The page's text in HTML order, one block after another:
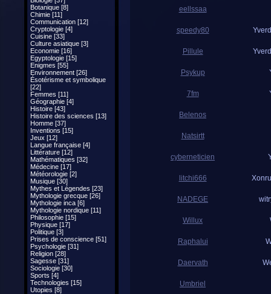
Botanique [8]
Chimie [11]
Communication [12]
Cryptologie [4]
Cuisine [33]
Culture asiatique [3]
Economie [16]
Egyptologie [15]
Enigmes [55]
Environnement [26]
Ésotérisme et symbolique
[22]
Femmes [11]
Géographie [4]
Histoire [43]
Histoire des sciences [13]
Homme [37]
Inventions [15]
Jeux [12]
Langue française [4]
Littérature [12]
Mathématiques [32]
Médecine [17]
Météorologie [2]
Musique [30]
Mythes et Légendes [23]
Mythologie grecque [26]
Mythologie inca [6]
Mythologie nordique [11]
Philosophie [15]
Physique [17]
Politique [3]
Prises de conscience [51]
Psychologie [31]
Religion [28]
Sagesse [31]
Sociologie [30]
Sports [4]
Technologies [15]
Utopies [8]
eellssaa
speedy80
Pillule
Psykup
7fm
Belenos
Natsirtt
cyberneticien
litchi666
NADEGE
Willux
Raphalui
Daervath
Umbriel